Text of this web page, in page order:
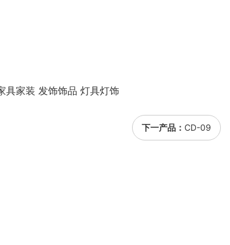
具家装 发饰饰品 灯具灯饰
下一产品： CD-09